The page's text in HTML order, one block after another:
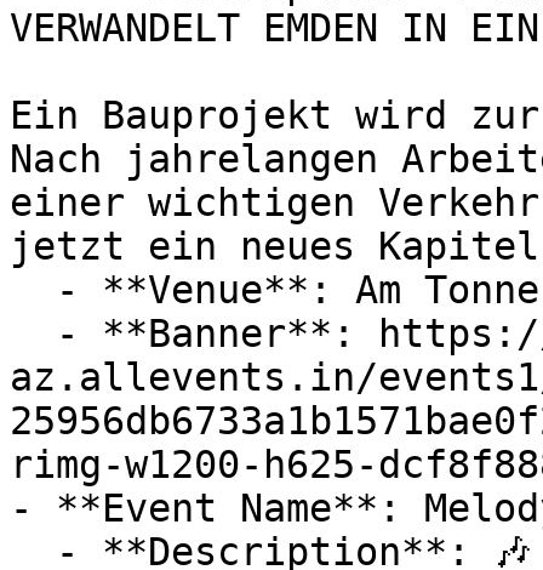
VERWANDELT EMDEN IN
Ein Bauprojekt wird
Nach jahrelangen
einer wichtigen
jetzt ein neues
az.allevents.in/events1/
rimg-w1200-h625-
- **Event Name**: